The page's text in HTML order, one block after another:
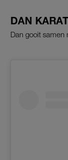
DAN
Dan gooit samen